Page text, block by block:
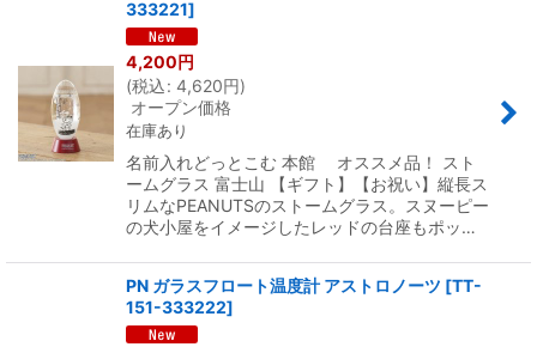
333221]
4,200円
(税込: 4,620円)
オープン価格
在庫あり
名前入れどっとこむ 本館 オススメ品！ スト
ームグラス 富士山 【ギフト】【お祝い】縦長ス
リムなPEANUTSのストームグラス。スヌーピー
の犬小屋をイメージしたレッドの台座もポッ…
PN ガラスフロート温度計 アストロノーツ [TT-
151-333222]